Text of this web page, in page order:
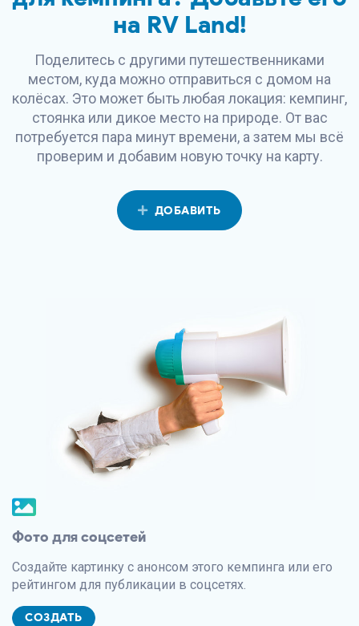
на RV Land!
Поделитесь с другими путешественниками
местом, куда можно отправиться с домом на
колёсах. Это может быть любая локация: кемпинг,
стоянка или дикое место на природе. От вас
потребуется пара минут времени, а затем мы всё
проверим и добавим новую точку на карту.
ДОБАВИТЬ
Фото для соцсетей
Создайте картинку с анонсом этого кемпинга или его
рейтингом для публикации в соцсетях.
СОЗДАТЬ